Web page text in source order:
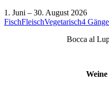
1. Juni – 30. August 2026
FischFleischVegetarisch4 Gänge
Bocca al